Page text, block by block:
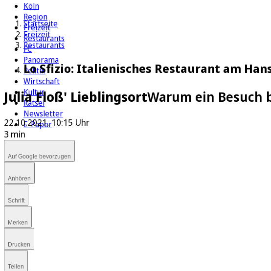
Köln
Region
Freizeit
Restaurants
FC
Panorama
Politik
Wirtschaft
Kultur
Rätsel
Newsletter
E-Paper
Startseite
Freizeit
Restaurants
Lo Sfizio: Italienisches Restaurant am
Julia Floß' LieblingsortWarum ein
22.10.2021, 10:15 Uhr
3 min
Auf Google bevorzugen
Anhören
Schrift
Merken
Drucken
Teilen